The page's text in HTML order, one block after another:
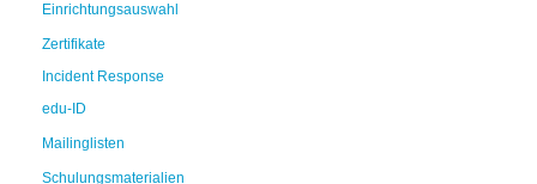
Einrichtungsauswahl
Zertifikate
Incident Response
edu-ID
Mailinglisten
Schulungsmaterialien